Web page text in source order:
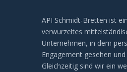
API Schmidt-Bretten ist
verwurzeltes
Unternehmen, in dem
Engagement gesehen
Gleichzeitig sind wir ein